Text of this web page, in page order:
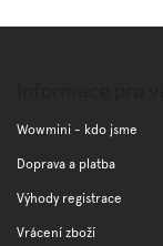
Wowmini - kdo jsme
Doprava a platba
Výhody registrace
Vrácení zboží